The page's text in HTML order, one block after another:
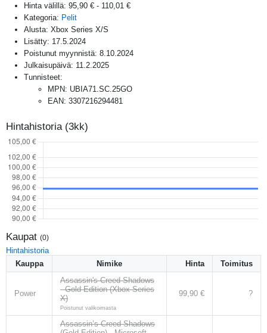
Hinta välillä: 95,90 € - 110,01 €
Kategoria: Pelit
Alusta: Xbox Series X/S
Lisätty: 17.5.2024
Poistunut myynnistä: 8.10.2024
Julkaisupäivä: 11.2.2025
Tunnisteet:
MPN: UBIA71.SC.25GO
EAN: 3307216294481
Hintahistoria (3kk)
Kaupat (0)
Hintahistoria
Kauppa
Nimike Hinta Toimitus
Power
Assassin's Creed Shadows
- Gold Edition (Xbox Series
X)
Poistunut valikoimasta
99,90 € ?
Assassin’s Creed Shadows